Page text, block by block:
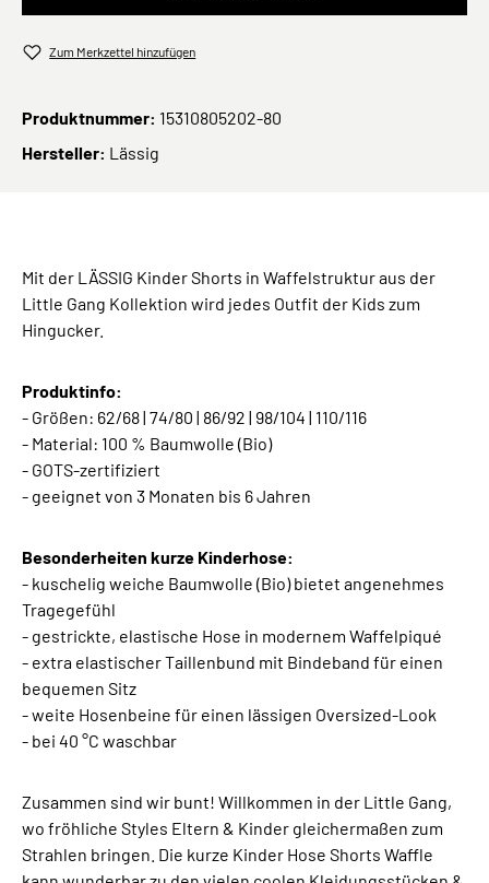
Zum Merkzettel hinzufügen
Produktnummer: 15310805202-80
Hersteller: Lässig
Mit der LÄSSIG Kinder Shorts in Waffelstruktur aus der
Little Gang Kollektion wird jedes Outfit der Kids zum
Hingucker.
Produktinfo:
- Größen: 62/68 | 74/80 | 86/92 | 98/104 | 110/116
- Material: 100 % Baumwolle (Bio)
- GOTS-zertifiziert
- geeignet von 3 Monaten bis 6 Jahren
Besonderheiten kurze Kinderhose:
- kuschelig weiche Baumwolle (Bio) bietet angenehmes
Tragegefühl
- gestrickte, elastische Hose in modernem Waffelpiqué
- extra elastischer Taillenbund mit Bindeband für einen
bequemen Sitz
- weite Hosenbeine für einen lässigen Oversized-Look
- bei 40 °C waschbar
Zusammen sind wir bunt! Willkommen in der Little Gang,
wo fröhliche Styles Eltern & Kinder gleichermaßen zum
Strahlen bringen. Die kurze Kinder Hose Shorts Waffle